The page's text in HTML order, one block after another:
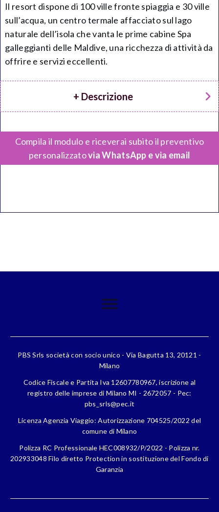
Il resort dispone di 100 ville fronte spiaggia e 30 ville
sull’acqua, un centro termale affacciato sul lago
naturale dell’isola che vanta le prime cabine Spa
galleggianti delle Maldive, una ricchezza di attività da
offrire e servizi eccellenti.
+ Descrizione
Compila il modulo e riceverai subito il preventivo
personalizzatovia WhatsApp e via email
PBS Srls società con socio unico - Via Bagutta 13, 20121 -
Milano
Codice Fiscale e Partita Iva 12607780967, iscrizione al
registro delle imprese di Milano MI - 2672057 - Pec:
pbs_srls@pec.it
Licenza Agenzia Viaggio: Autorizzazione 704525/2022 del
comune di Milano
Polizza RC Professionale HEC008932/P/2022 - Polizza nr.
202933048 Filo diretto Protection in sostituzione del Fondo di
Garanzia